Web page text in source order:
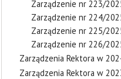
Zarządzenie nr 223/
Zarządzenie nr 224/
Zarządzenie nr 225/
Zarządzenie nr 226/
Zarządzenia Rektora w
Zarządzenia Rektora w